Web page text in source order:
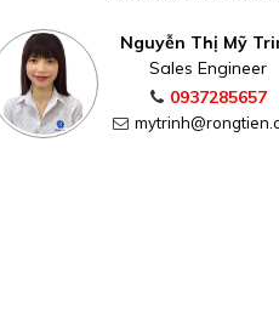
Nguyễn Thị Mỹ
Sales Engineer
0937285657